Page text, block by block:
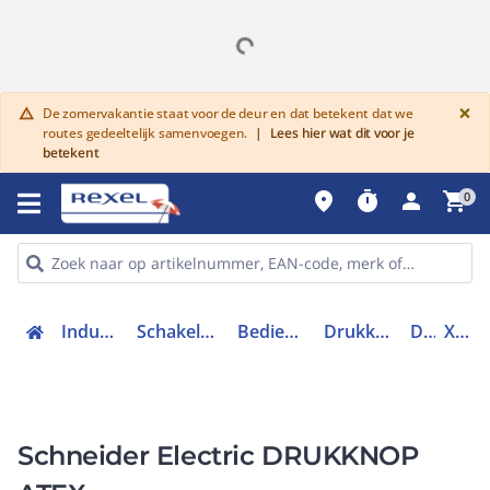
warning De zomervakantie staat voor de deur en dat betekent dat we
routes gedeeltelijk samenvoegen. |
Lees hier wat dit voor je
betekent
×
place timer person shopping_cart0
Industriele componenten Schakelen, bedienen en signaleren Bedieningen en signaleringen Drukknoppen en toebehoren Drukknop XB4BP31EX
Schneider Electric DRUKKNOP